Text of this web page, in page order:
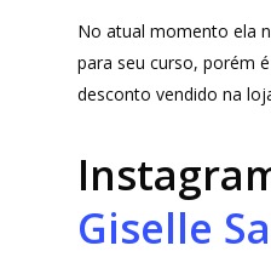
No atual momento ela
para seu curso, porém
desconto vendido na
Giselle